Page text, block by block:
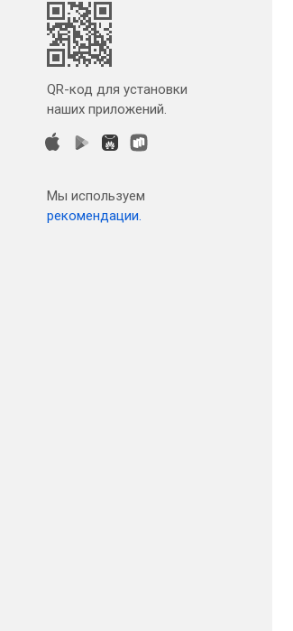
QR-код для установки
наших приложений.
Мы используем
рекомендации.